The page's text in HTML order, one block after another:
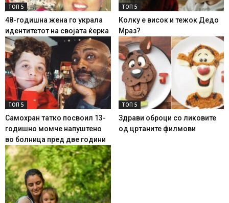
ТОП 5
48-годишна жена го украла
идентитетот на својата ќерка
ТОП 5
Колку е висок и тежок Дедо
Мраз?
ТОП 5
Самохран татко посвоил 13-
годишно момче напуштено
во болница пред две години
ТОП 5
Здрави оброци со ликовите
од цртаните филмови